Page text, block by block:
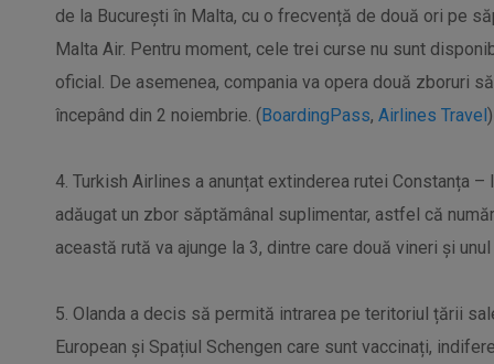
de la București în Malta, cu o frecvență de două ori pe
Malta Air. Pentru moment, cele trei curse nu sunt
oficial. De asemenea, compania va opera două zboruri
începând din 2 noiembrie. (BoardingPass, Airlines Travel)
4. Turkish Airlines a anunțat extinderea rutei Constanța
adăugat un zbor săptămânal suplimentar, astfel că
această rută va ajunge la 3, dintre care două vineri și
5. Olanda a decis să permită intrarea pe teritoriul țării
European și Spațiul Schengen care sunt vaccinați,